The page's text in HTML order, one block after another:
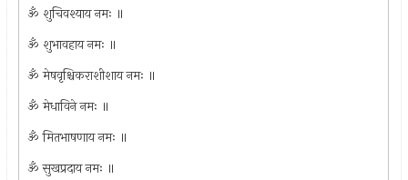
ॐ शुचिवश्याय नमः ॥
ॐ शुभावहाय नमः ॥
ॐ मेषवृश्चिकराशीशाय नमः ॥
ॐ मेधाविने नमः ॥
ॐ मितभाषणाय नमः ॥
ॐ सुखप्रदाय नमः ॥